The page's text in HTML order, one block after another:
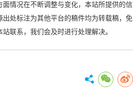
面情况在不断调整与变化，本站所提供的
出处标注为其他平台的稿件均为转载稿
联系，我们会及时进行处理解决。